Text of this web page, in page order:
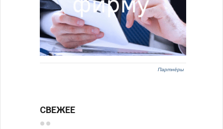
Партнёры
СВЕЖЕЕ